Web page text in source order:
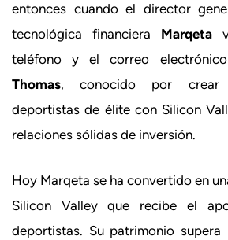
entonces cuando el director
tecnológica financiera Marqeta
teléfono y el correo
Thomas, conocido por crear
deportistas de élite con Silicon
relaciones sólidas de inversión.
Hoy Marqeta se ha convertido en
Silicon Valley que recibe el
deportistas. Su patrimonio